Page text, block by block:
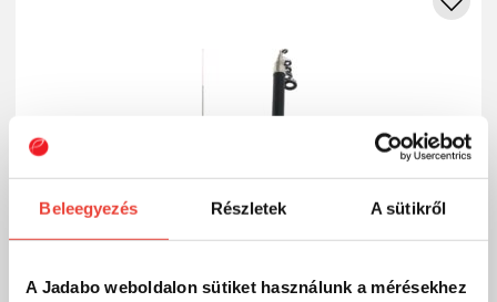
Beleegyezés Részletek A sütikről
A Jadabo weboldalon sütiket használunk a mérésekhez